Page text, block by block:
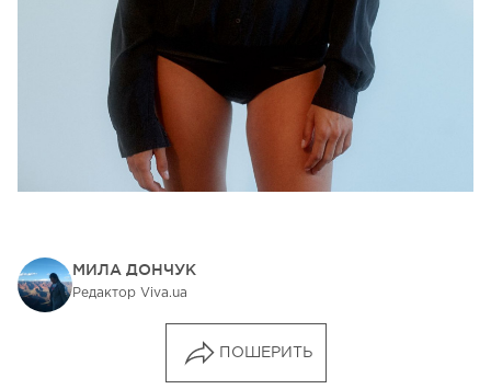
МИЛА ДОНЧУК
Редактор Viva.ua
ПОШЕРИТЬ